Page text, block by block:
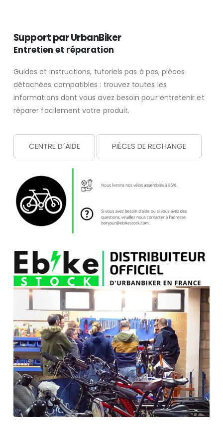
Support par UrbanBiker
Entretien et réparation
Guides et instructions, tutoriels pas à pas, pièces
détachées compatibles : trouvez toutes les
informations dont vous avez besoin pour entretenir et
réparer facilement votre produit.
CENTRE D´AIDE PIÈCES DE RECHANGE